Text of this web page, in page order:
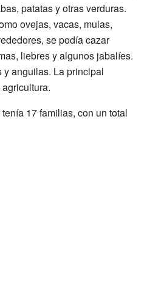
patatas y otras verduras.
ovejas, vacas, mulas,
se podía cazar
liebres y algunos jabalíes.
y anguilas. La principal
17 familias, con un total